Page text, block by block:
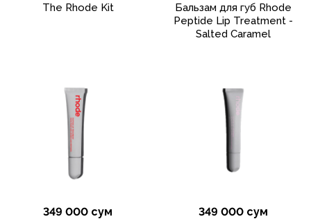
The Rhode Kit
Бальзам для губ Rhode
Peptide Lip Treatment -
Salted Caramel
349 000 сум 349 000 сум